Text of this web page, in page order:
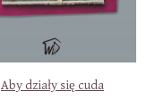
Aby działy się cuda